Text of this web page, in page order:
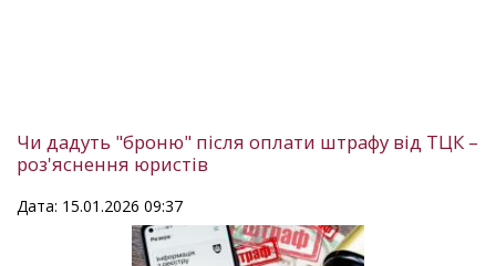
Чи дадуть "броню" після оплати штрафу від ТЦК –
роз'яснення юристів
Дата: 15.01.2026 09:37